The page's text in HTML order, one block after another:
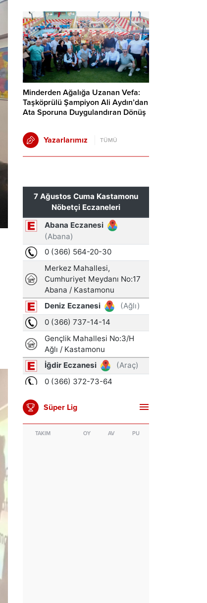
Minderden Ağalığa Uzanan Vefa:
Taşköprülü Şampiyon Ali Aydın’dan
Ata Sporuna Duygulandıran Dönüş
Yazarlarımız TÜMÜ
Süper Lig
TAKIM OY AV PU